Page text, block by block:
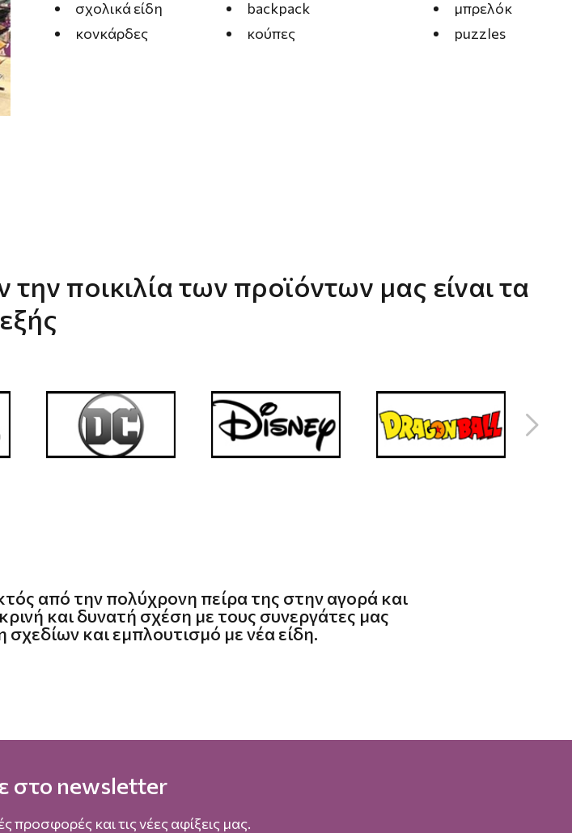
σχολικά είδη
backpack
μπρελόκ
κονκάρδες
κούπες puzzles
ποικιλία των προϊόντων μας είναι τα
εξής
από την πολύχρονη πείρα της στην αγορά και
και δυνατή σχέση με τους συνεργάτες μας
και εμπλουτισμό με νέα είδη.
στο newsletter
και τις νέες αφίξεις μας.